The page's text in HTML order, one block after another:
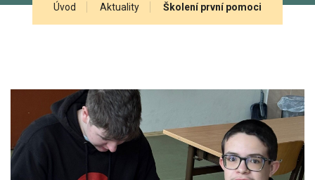
Úvod Aktuality Školení první pomoci